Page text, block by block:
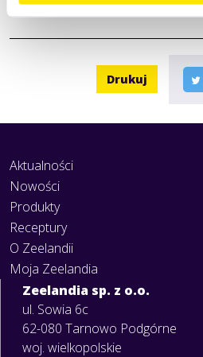
Drukuj
Aktualności
Nowości
Produkty
Receptury
O Zeelandii
Moja Zeelandia
Zeelandia sp. z o.o.
ul. Sowia 6c
62-080 Tarnowo Podgórne
woj. wielkopolskie